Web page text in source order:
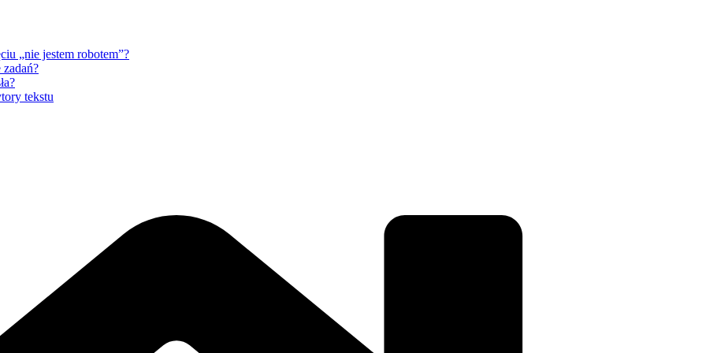
„nie jestem robotem”?
tekstu